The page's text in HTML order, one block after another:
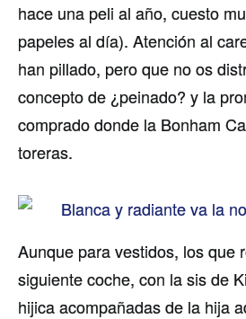
hace una peli al año, cuesto
papeles al día). Atención al
han pillado, pero que no os
concepto de ¿peinado? y la
comprado donde la Bonham
toreras.
Aunque para vestidos, los que
siguiente coche, con la sis de
hijica acompañadas de la hija